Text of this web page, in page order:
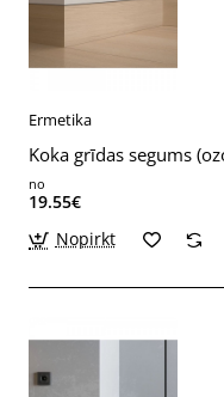
Ermetika
Koka grīdas segums
no
19.55€
Nopirkt